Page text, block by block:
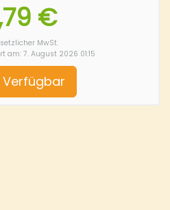
€
MwSt.
am: 7. August 2026 01:15
Verfügbar